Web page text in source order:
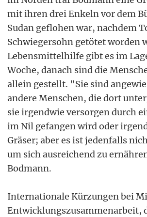
mit ihren drei Enkeln vor dem
Sudan geflohen war, nachdem
Schwiegersohn getötet worden
Lebensmittelhilfe gibt es im
Woche, danach sind die
allein gestellt. "Sie sind
andere Menschen, die dort
sie irgendwie versorgen durch
im Nil gefangen wird oder
Gräser; aber es ist jedenfalls
um sich ausreichend zu
Bodmann.
Internationale Kürzungen bei
Entwicklungszusammenarbeit,